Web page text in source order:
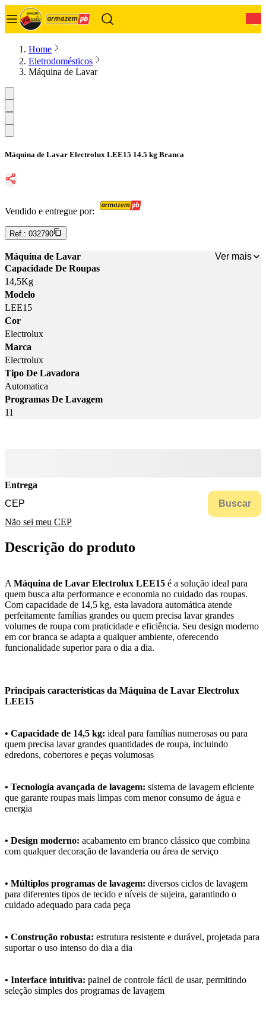
Home
Eletrodomésticos
Máquina de Lavar
Máquina de Lavar Electrolux LEE15 14.5 kg Branca
Vendido e entregue por:
Ref.: 032790
Máquina de Lavar
Ver mais
Capacidade De Roupas
14,5Kg
Modelo
LEE15
Cor
Electrolux
Marca
Electrolux
Tipo De Lavadora
Automatica
Programas De Lavagem
11
Entrega
Buscar
Não sei meu CEP
Descrição do produto
A Máquina de Lavar Electrolux LEE15 é a solução ideal para
quem busca alta performance e economia no cuidado das roupas.
Com capacidade de 14,5 kg, esta lavadora automática atende
perfeitamente famílias grandes ou quem precisa lavar grandes
volumes de roupa com praticidade e eficiência. Seu design moderno
em cor branca se adapta a qualquer ambiente, oferecendo
funcionalidade superior para o dia a dia.
Principais características da Máquina de Lavar Electrolux
LEE15
• Capacidade de 14,5 kg: ideal para famílias numerosas ou para
quem precisa lavar grandes quantidades de roupa, incluindo
edredons, cobertores e peças volumosas
• Tecnologia avançada de lavagem: sistema de lavagem eficiente
que garante roupas mais limpas com menor consumo de água e
energia
• Design moderno: acabamento em branco clássico que combina
com qualquer decoração de lavanderia ou área de serviço
• Múltiplos programas de lavagem: diversos ciclos de lavagem
para diferentes tipos de tecido e níveis de sujeira, garantindo o
cuidado adequado para cada peça
• Construção robusta: estrutura resistente e durável, projetada para
suportar o uso intenso do dia a dia
• Interface intuitiva: painel de controle fácil de usar, permitindo
seleção simples dos programas de lavagem